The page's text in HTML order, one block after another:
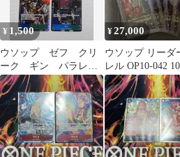
¥ 1,500
ウソップ ゼフ クリ
ーク ギン パラレ
ル ワンピースカー
ド 強大な敵 4枚セッ
ト
¥27,000
ウソップ リーダ
レル OP10-042